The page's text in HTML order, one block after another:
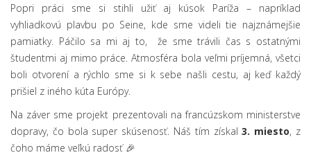
Popri práci sme si stihli užiť aj kúsok Paríža – napríklad
vyhliadkovú plavbu po Seine, kde sme videli tie najznámejšie
pamiatky. Páčilo sa mi aj to, že sme trávili čas s ostatnými
študentmi aj mimo práce. Atmosféra bola veľmi príjemná, všetci
boli otvorení a rýchlo sme si k sebe našli cestu, aj keď každý
prišiel z iného kúta Európy.
Na záver sme projekt prezentovali na francúzskom ministerstve
dopravy, čo bola super skúsenosť. Náš tím získal3. miesto, z
čoho máme veľkú radosť 🎉